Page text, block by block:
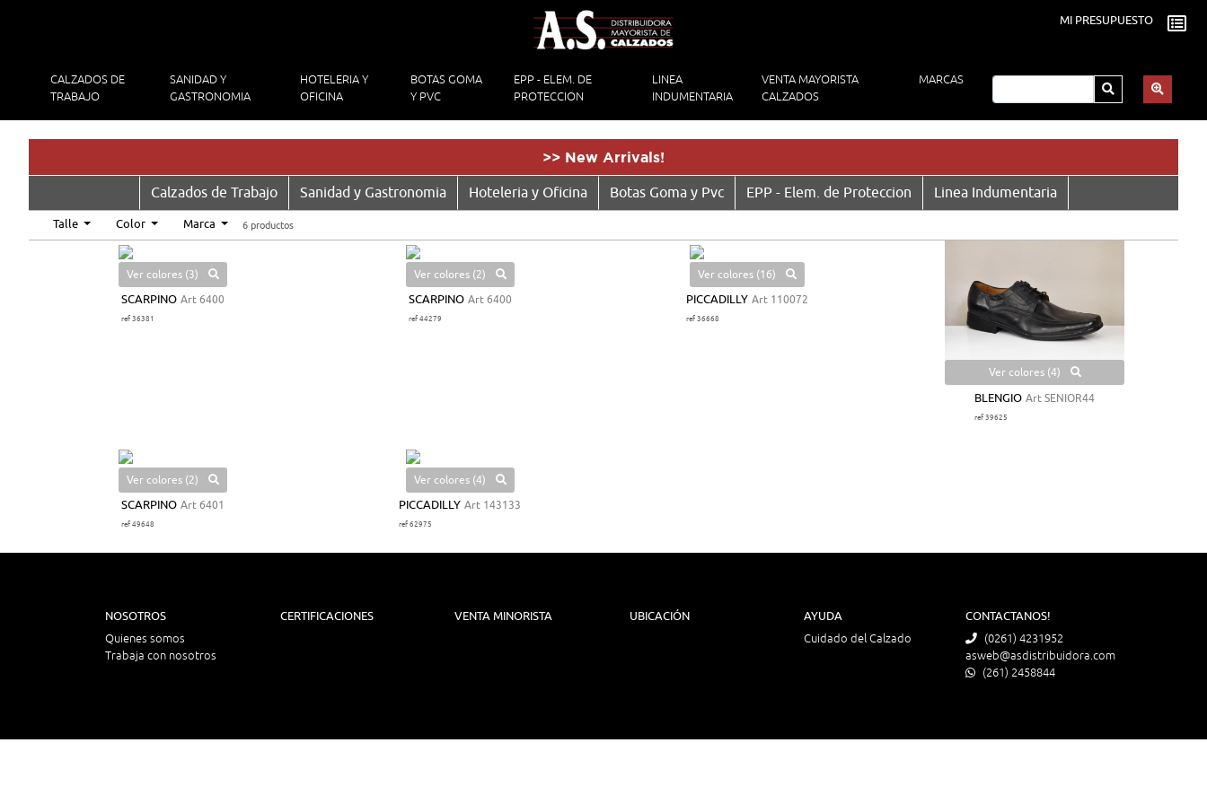
MI PRESUPUESTO
CALZADOS DE
TRABAJO
SANIDAD Y
GASTRONOMIA
HOTELERIA Y
OFICINA
BOTAS GOMA
Y PVC
EPP - ELEM. DE
PROTECCION
LINEA
INDUMENTARIA
VENTA MAYORISTA
CALZADOS
MARCAS
>> New Arrivals!
Calzados de Trabajo Sanidad y Gastronomia Hoteleria y Oficina Botas Goma y Pvc EPP - Elem. de Proteccion Linea Indumentaria
Talle Color Marca 6 productos
Ver colores (3)
SCARPINO Art 6400
ref 36381
Ver colores (2)
SCARPINO Art 6400
ref 44279
Ver colores (16)
PICCADILLY Art 110072
ref 36668
Ver colores (4)
BLENGIO Art SENIOR44
ref 39625
Ver colores (2)
SCARPINO Art 6401
ref 49648
Ver colores (4)
PICCADILLY Art 143133
ref 62975
NOSOTROS
Quienes somos
Trabaja con nosotros
CERTIFICACIONES VENTA MINORISTA UBICACIÓN
AYUDA
Cuidado del Calzado
CONTACTANOS!
(0261) 4231952
asweb@asdistribuidora.com
(261) 2458844